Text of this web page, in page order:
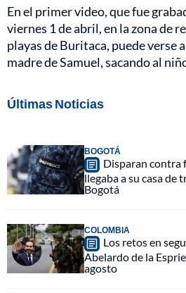
En el primer video, que fue
viernes 1 de abril, en la zona de
playas de Buritaca, puede verse
madre de Samuel, sacando al
Últimas Noticias
BOGOTÁ
Disparan contra
llegaba a su casa de
Bogotá
COLOMBIA
Los retos en
Abelardo de la
agosto